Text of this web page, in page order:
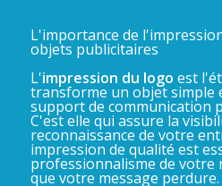
L'importance de
objets publicitaires
L'impression du logo est
transforme un objet simple
support de communication
C'est elle qui assure la
reconnaissance de votre
impression de qualité est
professionnalisme de votre
que votre message